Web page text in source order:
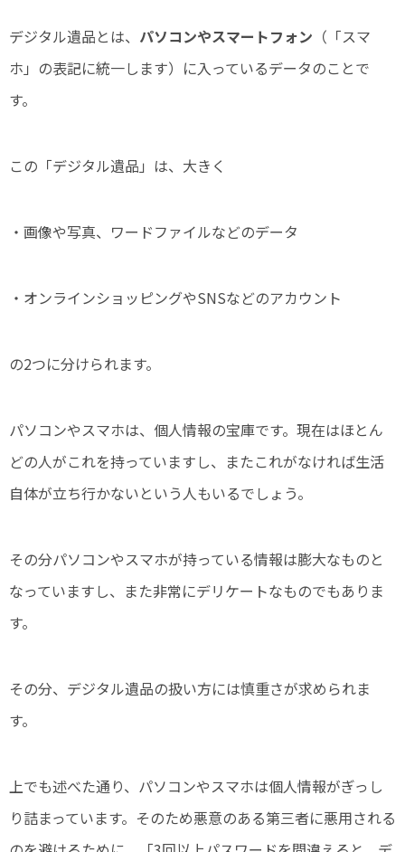
デジタル遺品とは、 パソコンやスマートフォン （「スマ
ホ」の表記に統一します）に入っているデータのことで
す。
この「デジタル遺品」は、大きく
・画像や写真、ワードファイルなどのデータ
・オンラインショッピングやSNSなどのアカウント
の2つに分けられます。
パソコンやスマホは、個人情報の宝庫です。現在はほとん
どの人がこれを持っていますし、またこれがなければ生活
自体が立ち行かないという人もいるでしょう。
その分パソコンやスマホが持っている情報は膨大なものと
なっていますし、また非常にデリケートなものでもありま
す。
その分、デジタル遺品の扱い方には慎重さが求められま
す。
上でも述べた通り、パソコンやスマホは個人情報がぎっし
り詰まっています。そのため悪意のある第三者に悪用される